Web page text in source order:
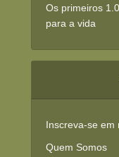
Os primeiros
para a vida
Inscreva-se em
Quem Somos